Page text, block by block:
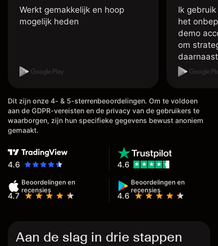
Werkt gemakkelijk en hoop
mogelijk heden
Ik
het
demo
om
account
vele
betreft
Dit zijn onze 4- & 5-sterrenbeoordelingen. Om te voldoen
aan de GDPR-vereisten en de privacy van de gebruikers te
waarborgen, zijn hun specifieke gegevens bewust anoniem
gemaakt.
4.6
Beoordelingen en
recensies
4.7
Beoordelingen en
recensies
4.6
4.6
Aan de slag in drie stappen